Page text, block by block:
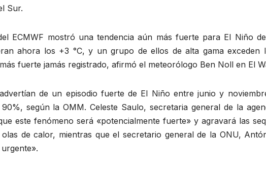
Sur.
ECMWF mostró una tendencia aún más fuerte para El Niño
ahora los +3 °C, y un grupo de ellos de alta gama exceden
fuerte jamás registrado, afirmó el meteorólogo Ben Noll en El
de un episodio fuerte de El Niño entre junio y
según la OMM. Celeste Saulo, secretaria general de la
este fenómeno será «potencialmente fuerte» y agravará las
de calor, mientras que el secretario general de la ONU,